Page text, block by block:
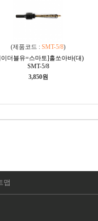
(제품코드 : SMT-5/8)
이더블유=스마토]홀쏘아바(대)
SMT-5/8
3,850원
맵